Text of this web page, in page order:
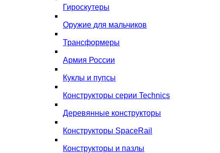
Гироскутеры
Оружие для мальчиков
Трансформеры
Армия России
Куклы и пупсы
Конструкторы серии Technics
Деревянные конструкторы
Конструкторы SpaceRail
Конструкторы и пазлы